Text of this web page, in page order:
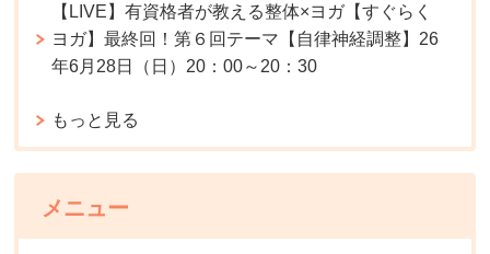
【LIVE】有資格者が教える整体×ヨガ【すぐらく
ヨガ】最終回！第６回テーマ【自律神経調整】26
年6月28日（日）20：00～20：30
もっと見る
メニュー